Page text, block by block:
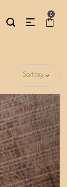
0
Sort by